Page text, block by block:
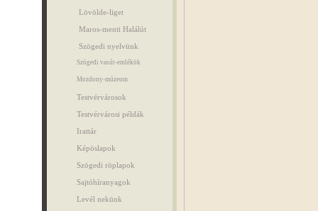
Lövölde-liget
Maros-menti Halálút
Szögedi nyelvünk
Szögedi vasút-emlékök
Mozdony-múzeum
Testvérvárosok
Testvérvárosi példák
Irattár
Képöslapok
Szögedi röplapok
Sajtóhíranyagok
Levél nekünk